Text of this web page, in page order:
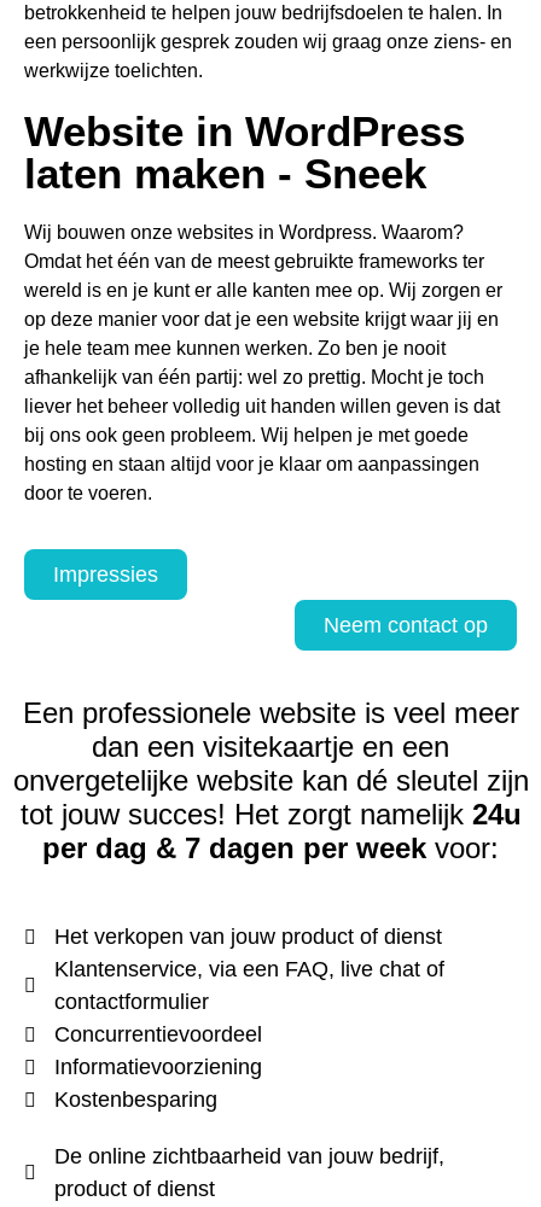
betrokkenheid te helpen jouw bedrijfsdoelen te halen. In
een persoonlijk gesprek zouden wij graag onze ziens- en
werkwijze toelichten.
Website in WordPress
laten maken - Sneek
Wij bouwen onze websites in Wordpress. Waarom?
Omdat het één van de meest gebruikte frameworks ter
wereld is en je kunt er alle kanten mee op. Wij zorgen er
op deze manier voor dat je een website krijgt waar jij en
je hele team mee kunnen werken. Zo ben je nooit
afhankelijk van één partij: wel zo prettig. Mocht je toch
liever het beheer volledig uit handen willen geven is dat
bij ons ook geen probleem. Wij helpen je met goede
hosting en staan altijd voor je klaar om aanpassingen
door te voeren.
Impressies
Neem contact op
Een professionele website is veel meer
dan een visitekaartje en een
onvergetelijke website kan dé sleutel zijn
tot jouw succes! Het zorgt namelijk 24u
per dag & 7 dagen per week voor:
Het verkopen van jouw product of dienst
Klantenservice, via een FAQ, live chat of
contactformulier
Concurrentievoordeel
Informatievoorziening
Kostenbesparing
De online zichtbaarheid van jouw bedrijf,
product of dienst